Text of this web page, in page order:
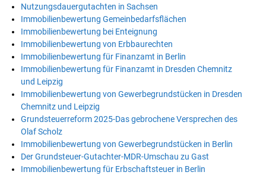
Nutzungsdauergutachten in Sachsen
Immobilienbewertung Gemeinbedarfsflächen
Immobilienbewertung bei Enteignung
Immobilienbewertung von Erbbaurechten
Immobilienbewertung für Finanzamt in Berlin
Immobilienbewertung für Finanzamt in Dresden Chemnitz
und Leipzig
Immobilienbewertung von Gewerbegrundstücken in Dresden
Chemnitz und Leipzig
Grundsteuerreform 2025-Das gebrochene Versprechen des
Olaf Scholz
Immobilienbewertung von Gewerbegrundstücken in Berlin
Der Grundsteuer-Gutachter-MDR-Umschau zu Gast
Immobilienbewertung für Erbschaftsteuer in Berlin